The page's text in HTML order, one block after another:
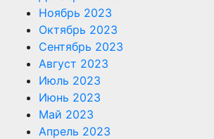
Ноябрь 2023
Октябрь 2023
Сентябрь 2023
Август 2023
Июль 2023
Июнь 2023
Май 2023
Апрель 2023